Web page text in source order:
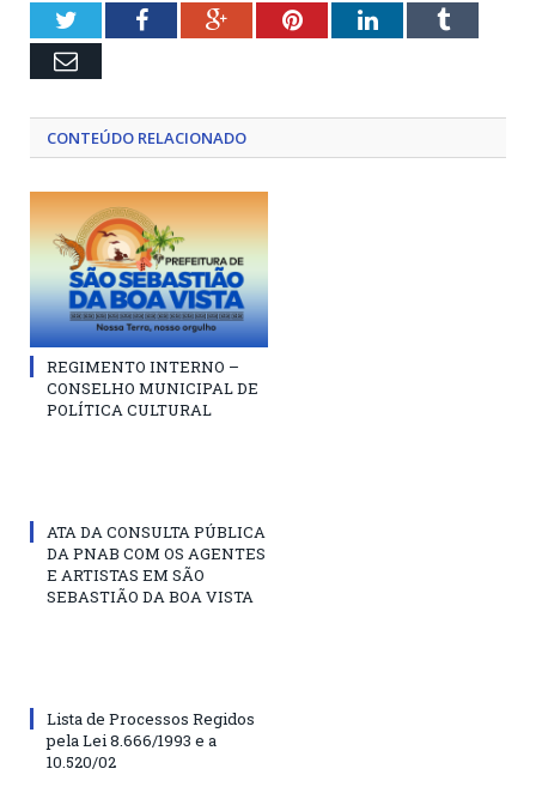
TwitterFacebookGoogle+PinterestLinkedInTumblr
Email
CONTEÚDO RELACIONADO
REGIMENTO INTERNO –
CONSELHO MUNICIPAL DE
POLÍTICA CULTURAL
ATA DA CONSULTA PÚBLICA
DA PNAB COM OS AGENTES
E ARTISTAS EM SÃO
SEBASTIÃO DA BOA VISTA
Lista de Processos Regidos
pela Lei 8.666/1993 e a
10.520/02